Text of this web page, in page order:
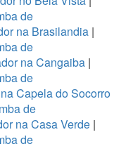
de
na Brasilandia |
de
na Cangaiba|
de
Capela do Socorro
de
na Casa Verde|
de